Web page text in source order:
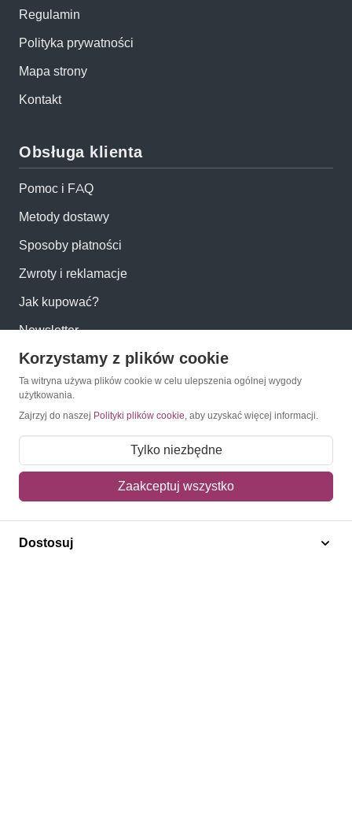
Regulamin
Polityka prywatności
Mapa strony
Kontakt
Obsługa klienta
Pomoc i FAQ
Metody dostawy
Sposoby płatności
Zwroty i reklamacje
Jak kupować?
Newsletter
Konto
Moje konto
Mój koszyk
Adres dostawy
Korzystamy z plików cookie
Ta witryna używa plików cookie w celu ulepszenia ogólnej wygody
użytkowania.
Zajrzyj do naszej Polityki plików cookie, aby uzyskać więcej informacji.
Tylko niezbędne
Zaakceptuj wszystko
Dostosuj